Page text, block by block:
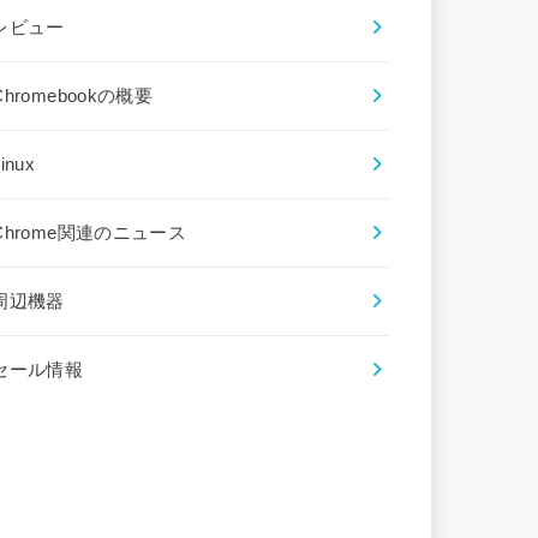
ビュー
の概要
関連のニュース
辺機器
ール情報